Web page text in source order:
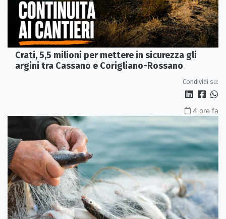
Crati, 5,5 milioni per mettere in sicurezza gli
argini tra Cassano e Corigliano-Rossano
Condividi su:
4 ore fa